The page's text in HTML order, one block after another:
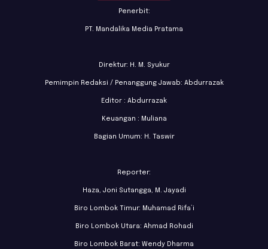
Penerbit:
PT. Mandalika Media Pratama
Direktur: H. M. Syukur
Pemimpin Redaksi / Penanggung Jawab: Abdurrazak
Editor : Abdurrazak
Keuangan : Muliana
Bagian Umum: H. Taswir
Reporter:
Haza, Joni Sutangga, M. Jayadi
Biro Lombok Timur: Muhamad Rifa’i
Biro Lombok Utara: Ahmad Rohadi
Biro Lombok Barat: Wendy Dharma